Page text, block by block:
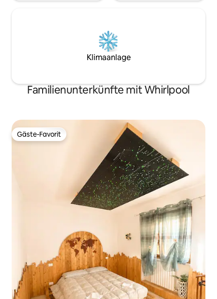
Klimaanlage
Familienunterkünfte mit Whirlpool
Gäste-Favorit
Gäste-Favorit